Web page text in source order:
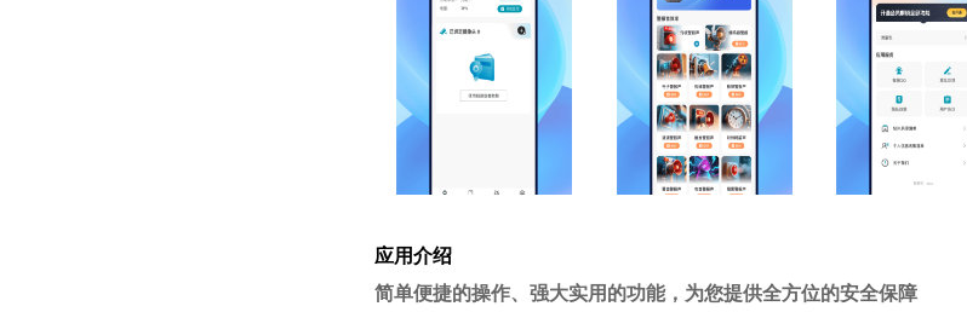
应用介绍
简单便捷的操作、强大实用的功能，为您提供全方位的安全保障